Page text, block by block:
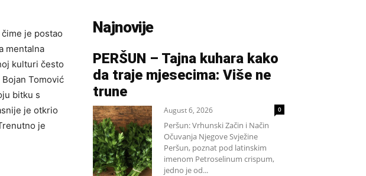
je postao
mentalna
kulturi često
Tomović
bitku s
je otkrio
je
Najnovije
PERŠUN – Tajna kuhara kako
da traje mjesecima: Više ne
trune
August 6, 2026 0
Peršun: Vrhunski Začin i Način
Očuvanja Njegove Svježine
Peršun, poznat pod latinskim
imenom Petroselinum crispum,
jedno je od...